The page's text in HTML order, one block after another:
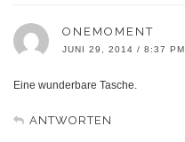
ONEMOMENT
JUNI 29, 2014 / 8:37 PM
Eine wunderbare Tasche.
ANTWORTEN